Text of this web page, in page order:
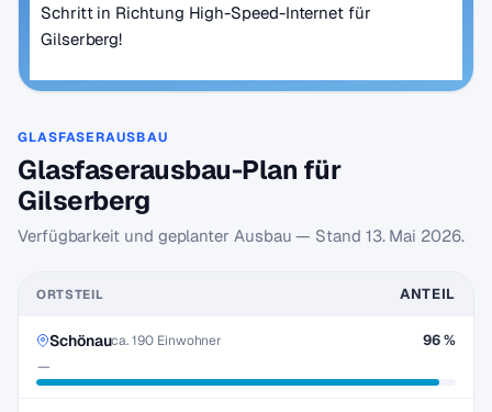
Schritt in Richtung High-Speed-Internet für
Gilserberg!
GLASFASERAUSBAU
Glasfaserausbau-Plan für
Gilserberg
Verfügbarkeit und geplanter Ausbau — Stand 13. Mai 2026.
ORTSTEIL ANTEIL
Schönauca. 190 Einwohner
—
96 %